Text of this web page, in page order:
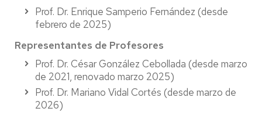
Prof. Dr. Enrique Samperio Fernández (desde
febrero de 2025)
Representantes de Profesores
Prof. Dr. César González Cebollada (desde marzo
de 2021, renovado marzo 2025)
Prof. Dr. Mariano Vidal Cortés (desde marzo de
2026)